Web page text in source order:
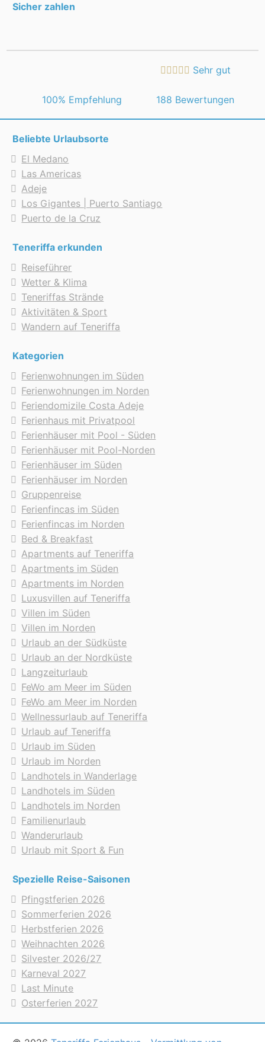
Sicher zahlen
Sehr gut
100% Empfehlung 188 Bewertungen
Beliebte Urlaubsorte
El Medano
Las Americas
Adeje
Los Gigantes | Puerto Santiago
Puerto de la Cruz
Teneriffa erkunden
Reiseführer
Wetter & Klima
Teneriffas Strände
Aktivitäten & Sport
Wandern auf Teneriffa
Kategorien
Ferienwohnungen im Süden
Ferienwohnungen im Norden
Feriendomizile Costa Adeje
Ferienhaus mit Privatpool
Ferienhäuser mit Pool - Süden
Ferienhäuser mit Pool-Norden
Ferienhäuser im Süden
Ferienhäuser im Norden
Gruppenreise
Ferienfincas im Süden
Ferienfincas im Norden
Bed & Breakfast
Apartments auf Teneriffa
Apartments im Süden
Apartments im Norden
Luxusvillen auf Teneriffa
Villen im Süden
Villen im Norden
Urlaub an der Südküste
Urlaub an der Nordküste
Langzeiturlaub
FeWo am Meer im Süden
FeWo am Meer im Norden
Wellnessurlaub auf Teneriffa
Urlaub auf Teneriffa
Urlaub im Süden
Urlaub im Norden
Landhotels in Wanderlage
Landhotels im Süden
Landhotels im Norden
Familienurlaub
Wanderurlaub
Urlaub mit Sport & Fun
Spezielle Reise-Saisonen
Pfingstferien 2026
Sommerferien 2026
Herbstferien 2026
Weihnachten 2026
Silvester 2026/27
Karneval 2027
Last Minute
Osterferien 2027